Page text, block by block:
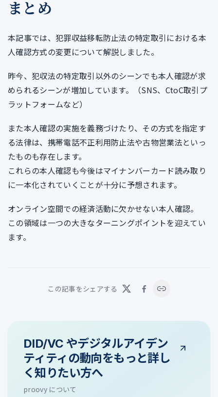
まとめ
本記事では、犯罪収益移転防止法の特定取引における本
人確認方式の変更について解説しました。
昨今、犯収法の特定取引以外のシーンでも本人確認が求
められるシーンが増加しています。（SNS、CtoC取引プ
ラットフォームなど）
また本人確認の実施を義務づけたり、その方式を指定す
る法律は、携帯電話不正利用防止法や古物営業法といっ
たものも存在します。
これらの本人確認も今後はマイナンバーカード読み取り
に一本化されていくことが十分に予想されます。
オンライン空間での経済活動に欠かせない本人確認。
この領域は一つの大きなターニングポイントを迎えてい
ます。
この記事をシェアする
DID/VC やデジタルアイデン
ティティの動向をもっと詳し
く知りたい方へ
proovy について